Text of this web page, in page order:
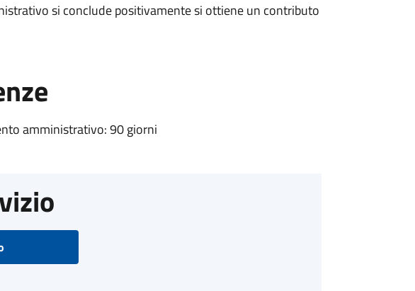
si conclude positivamente si ottiene un contributo
amministrativo: 90 giorni